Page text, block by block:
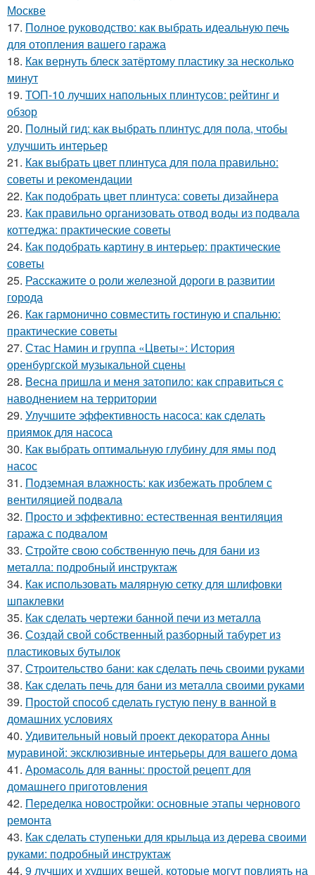
Москве
17. Полное руководство: как выбрать идеальную печь
для отопления вашего гаража
18. Как вернуть блеск затёртому пластику за несколько
минут
19. ТОП-10 лучших напольных плинтусов: рейтинг и
обзор
20. Полный гид: как выбрать плинтус для пола, чтобы
улучшить интерьер
21. Как выбрать цвет плинтуса для пола правильно:
советы и рекомендации
22. Как подобрать цвет плинтуса: советы дизайнера
23. Как правильно организовать отвод воды из подвала
коттеджа: практические советы
24. Как подобрать картину в интерьер: практические
советы
25. Расскажите о роли железной дороги в развитии
города
26. Как гармонично совместить гостиную и спальню:
практические советы
27. Стас Намин и группа «Цветы»: История
оренбургской музыкальной сцены
28. Весна пришла и меня затопило: как справиться с
наводнением на территории
29. Улучшите эффективность насоса: как сделать
приямок для насоса
30. Как выбрать оптимальную глубину для ямы под
насос
31. Подземная влажность: как избежать проблем с
вентиляцией подвала
32. Просто и эффективно: естественная вентиляция
гаража с подвалом
33. Стройте свою собственную печь для бани из
металла: подробный инструктаж
34. Как использовать малярную сетку для шлифовки
шпаклевки
35. Как сделать чертежи банной печи из металла
36. Создай свой собственный разборный табурет из
пластиковых бутылок
37. Строительство бани: как сделать печь своими руками
38. Как сделать печь для бани из металла своими руками
39. Простой способ сделать густую пену в ванной в
домашних условиях
40. Удивительный новый проект декоратора Анны
муравиной: эксклюзивные интерьеры для вашего дома
41. Аромасоль для ванны: простой рецепт для
домашнего приготовления
42. Переделка новостройки: основные этапы чернового
ремонта
43. Как сделать ступеньки для крыльца из дерева своими
руками: подробный инструктаж
44. 9 лучших и худших вещей, которые могут повлиять на